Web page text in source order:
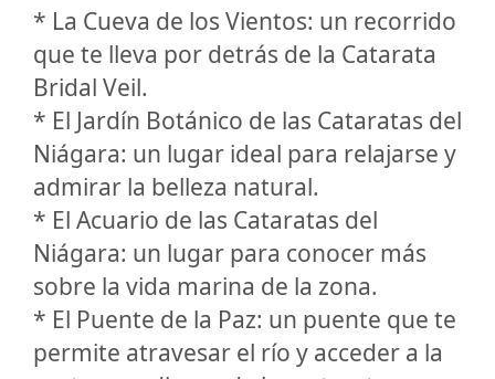
* La Cueva de los Vientos: un recorrido
que te lleva por detrás de la Catarata
Bridal Veil.
* El Jardín Botánico de las Cataratas del
Niágara: un lugar ideal para relajarse y
admirar la belleza natural.
* El Acuario de las Cataratas del
Niágara: un lugar para conocer más
sobre la vida marina de la zona.
* El Puente de la Paz: un puente que te
permite atravesar el río y acceder a la